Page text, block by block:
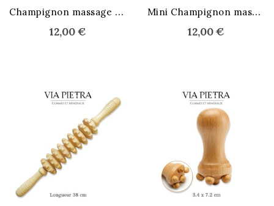
C
hampignon massage noir
12,00 €
M
ini Champignon massage
12,00 €